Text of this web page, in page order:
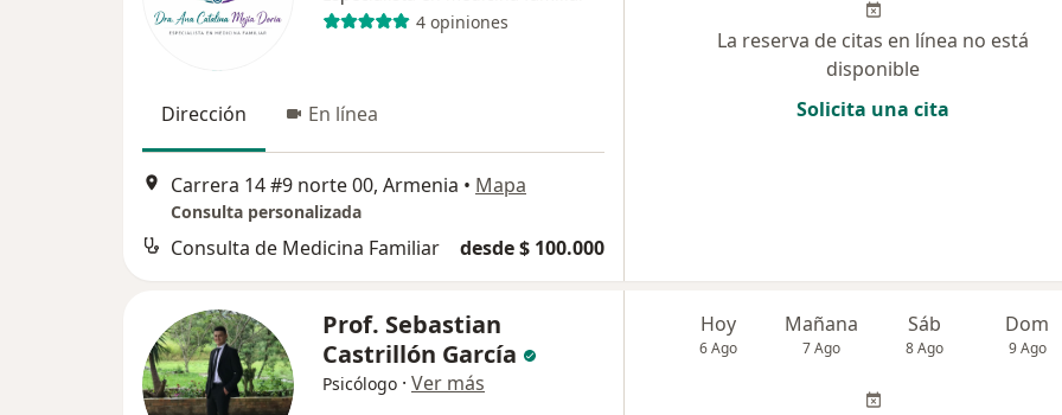
4 opiniones
Dirección En línea
Carrera 14 #9 norte 00, Armenia • Mapa
Consulta personalizada
Consulta de Medicina Familiar desde $ 100.000
La reserva de citas en línea no está
disponible
Solicita una cita
Prof. Sebastian
Castrillón García
Psicólogo · Ver más
Hoy
6 Ago
Mañana
7 Ago
Sáb
8 Ago
Dom
9 Ago